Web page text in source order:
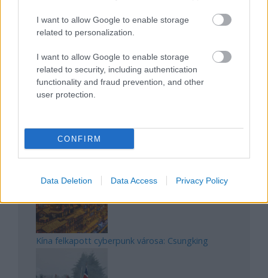
I want to allow Google to enable storage
related to personalization.
I want to allow Google to enable storage
related to security, including authentication
functionality and fraud prevention, and other
user protection.
CONFIRM
Data Deletion Data Access Privacy Policy
Az egygyermekes politika és Kína gazdasági
kihívásai
Japán sebességre kapcsol – A gyorsvasút
Kína felkapott cyberpunk városa: Csungking